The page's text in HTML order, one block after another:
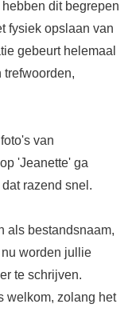
dit begrepen
fysiek opslaan van
gebeurt helemaal
trefwoorden,
van
'Jeanette' ga
razend snel.
als bestandsnaam,
worden jullie
te schrijven.
welkom, zolang het